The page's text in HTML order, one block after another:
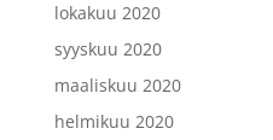
lokakuu 2020
syyskuu 2020
maaliskuu 2020
helmikuu 2020